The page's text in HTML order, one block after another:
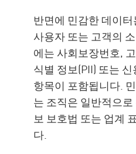
반면에 민감한 데이
사용자 또는 고객의
에는 사회보장번호,
식별 정보(PII) 또는
항목이 포함됩니다.
는 조직은 일반적으
보 보호법 또는 업계
다.